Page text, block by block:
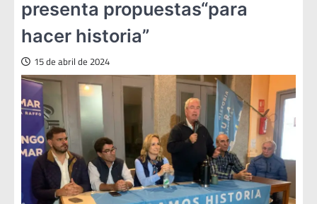
presenta propuestas“para
hacer historia”
15 de abril de 2024